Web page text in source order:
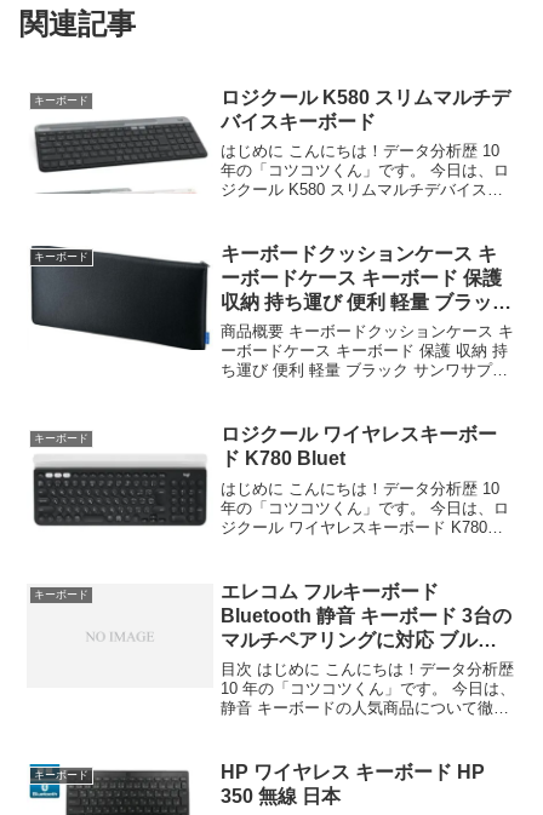
関連記事
キーボード
ロジクール K580 スリムマルチデ
バイスキーボード
はじめに こんにちは！データ分析歴 10
年の「コツコツくん」です。 今日は、ロ
ジクール K580 スリムマルチデバイスキ
スリムマルチデバイスキーボード 静...
キーボード
キーボードクッションケース キ
ーボードケース キーボード 保護
収納 持ち運び 便利 軽量 ブラック
サンワ
商品概要 キーボードクッションケース キ
ーボードケース キーボード 保護 収納 持
ち運び 便利 軽量 ブラック サンワサプラ
ードケース キーボード 保護 収...
キーボード
ロジクール ワイヤレスキーボー
ド K780 Bluet
はじめに こんにちは！データ分析歴 10
年の「コツコツくん」です。 今日は、ロ
ジクール ワイヤレスキーボード K780
ド K780 Blueto...
キーボード
エレコム フルキーボード
Bluetooth 静音 キーボード 3台の
マルチペアリングに対応 ブルー
トゥー
目次 はじめに こんにちは！データ分析歴
10 年の「コツコツくん」です。 今日は、
静音 キーボードの人気商品について徹底
ない」という方、必見です！ この記事で
は、...
キーボード
HP ワイヤレス キーボード HP
350 無線 日本